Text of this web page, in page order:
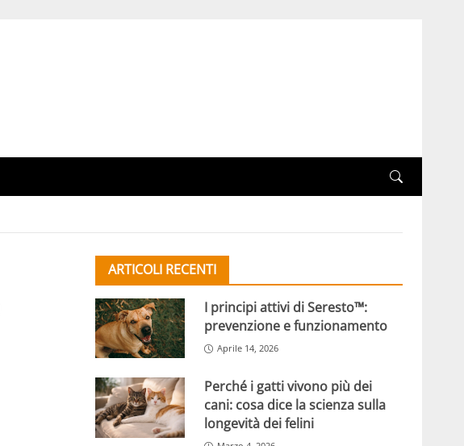
ARTICOLI RECENTI
I principi attivi di Seresto™:
prevenzione e funzionamento
Aprile 14, 2026
Perché i gatti vivono più dei
cani: cosa dice la scienza sulla
longevità dei felini